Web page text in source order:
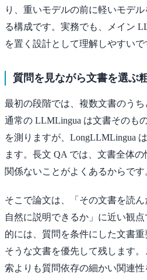
り、重いモデルの前に軽いモデ
る構成です。実務でも、メイン
を置く設計として理解しやすいで
質問を見ながら文書を選ぶ
最初の段階では、複数文書のうち
通常の LLMLingua は文書そのも
を測りますが、LongLLMLingua
ます。長文 QA では、文書全体
関係ないことがよくあるからです
そこで論文は、「その文書を読
自然に説明できるか」に近い観
的には、質問を条件にした文書
そうな文書を優先して残します
索よりも質問依存の細かい関連性